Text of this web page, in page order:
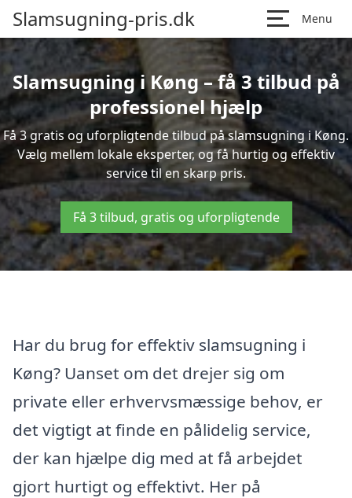
Slamsugning-pris.dk Menu
Slamsugning i Køng – få 3 tilbud på
professionel hjælp
Få 3 gratis og uforpligtende tilbud på slamsugning i Køng.
Vælg mellem lokale eksperter, og få hurtig og effektiv
service til en skarp pris.
Få 3 tilbud, gratis og uforpligtende
Har du brug for effektiv slamsugning i
Køng? Uanset om det drejer sig om
private eller erhvervsmæssige behov, er
det vigtigt at finde en pålidelig service,
der kan hjælpe dig med at få arbejdet
gjort hurtigt og effektivt. Her på